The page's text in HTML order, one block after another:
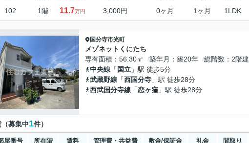
102 1階 11.7万円 3,000円 0ヶ月 1ヶ月 1LDK
国分寺市光町
メゾネットくにたち
専有面積
56.30㎡ 築年月 築20年 総階数 2階建
中央線 「 国立 」駅 徒歩5分
武蔵野線 「西国分寺 」駅 徒歩28分
西武国分寺線 「恋ヶ窪 」駅 徒歩28分
募集中1件）
屋番号 所在階 賃料 管理費・共益費 敷金/保証金 礼金 間取り